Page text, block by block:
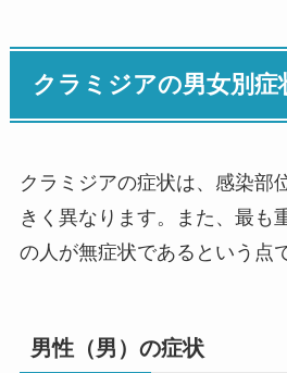
クラミジアの男女別症
クラミジアの症状は、感染部
きく異なります。また、最も
の人が無症状であるという点
男性（男）の症状